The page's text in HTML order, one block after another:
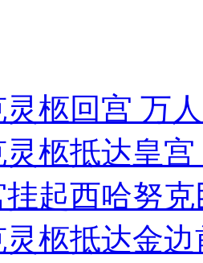
痛下狠手拳打脚踢
回应
霸凌主义
片面不公正
柩回宫 万
柩抵达皇
起西哈努
柩抵达金